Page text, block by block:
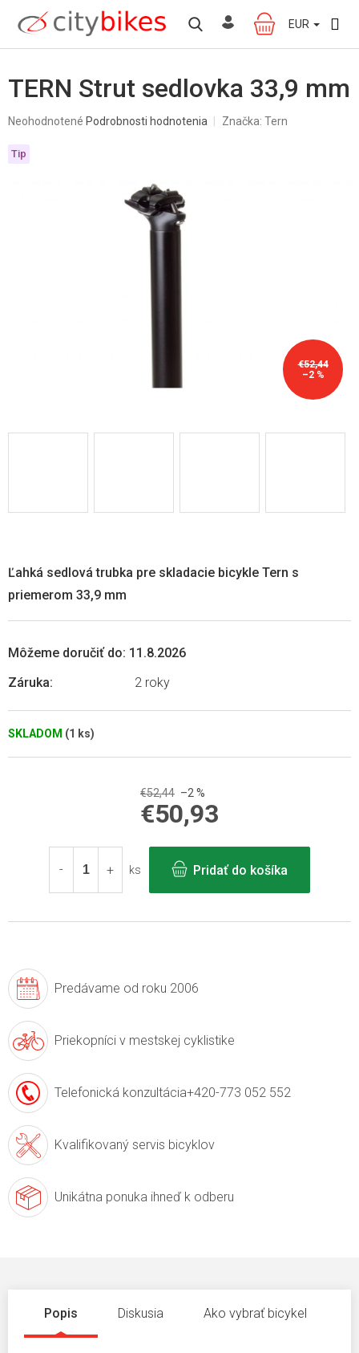
obsah
NÁKUPNÝ
KOŠÍK
EUR
TERN Strut sedlovka 33,9 mm
Priemerné
produktu
je
Neohodnotené Podrobnosti hodnotenia Značka: Tern
€52,44
–2 %
Tip
SKLADOM (1 ks)
Môžeme doručiť do: 11.8.2026
Záruka: 2 roky
Ľahká sedlová trubka pre skladacie bicykle Tern s
priemerom 33,9 mm
€52,44 –2 %
€50,93
cena:
ks
Pridať do košíka
Predávame od roku 2006
Priekopníci v mestskej cyklistike
Telefonická konzultácia+420-773 052 552
Kvalifikovaný servis bicyklov
Unikátna ponuka ihneď k odberu
Popis Diskusia Ako vybrať bicykel